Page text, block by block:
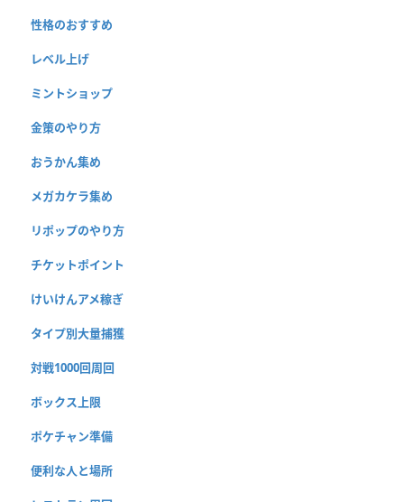
性格のおすすめ
レベル上げ
ミントショップ
金策のやり方
おうかん集め
メガカケラ集め
リポップのやり方
チケットポイント
けいけんアメ稼ぎ
タイプ別大量捕獲
対戦1000回周回
ボックス上限
ポケチャン準備
便利な人と場所